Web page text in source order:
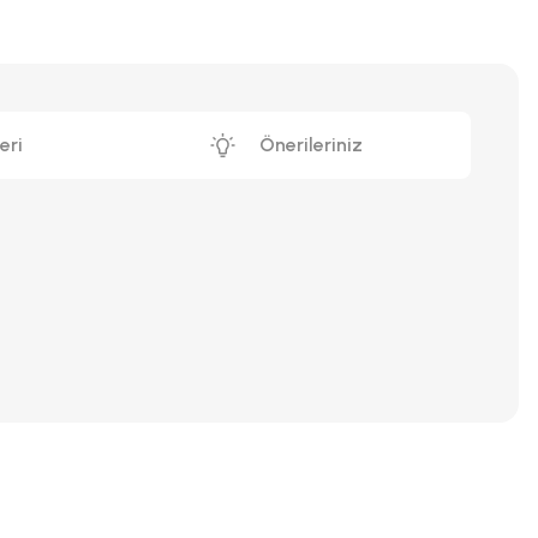
Önerileriniz